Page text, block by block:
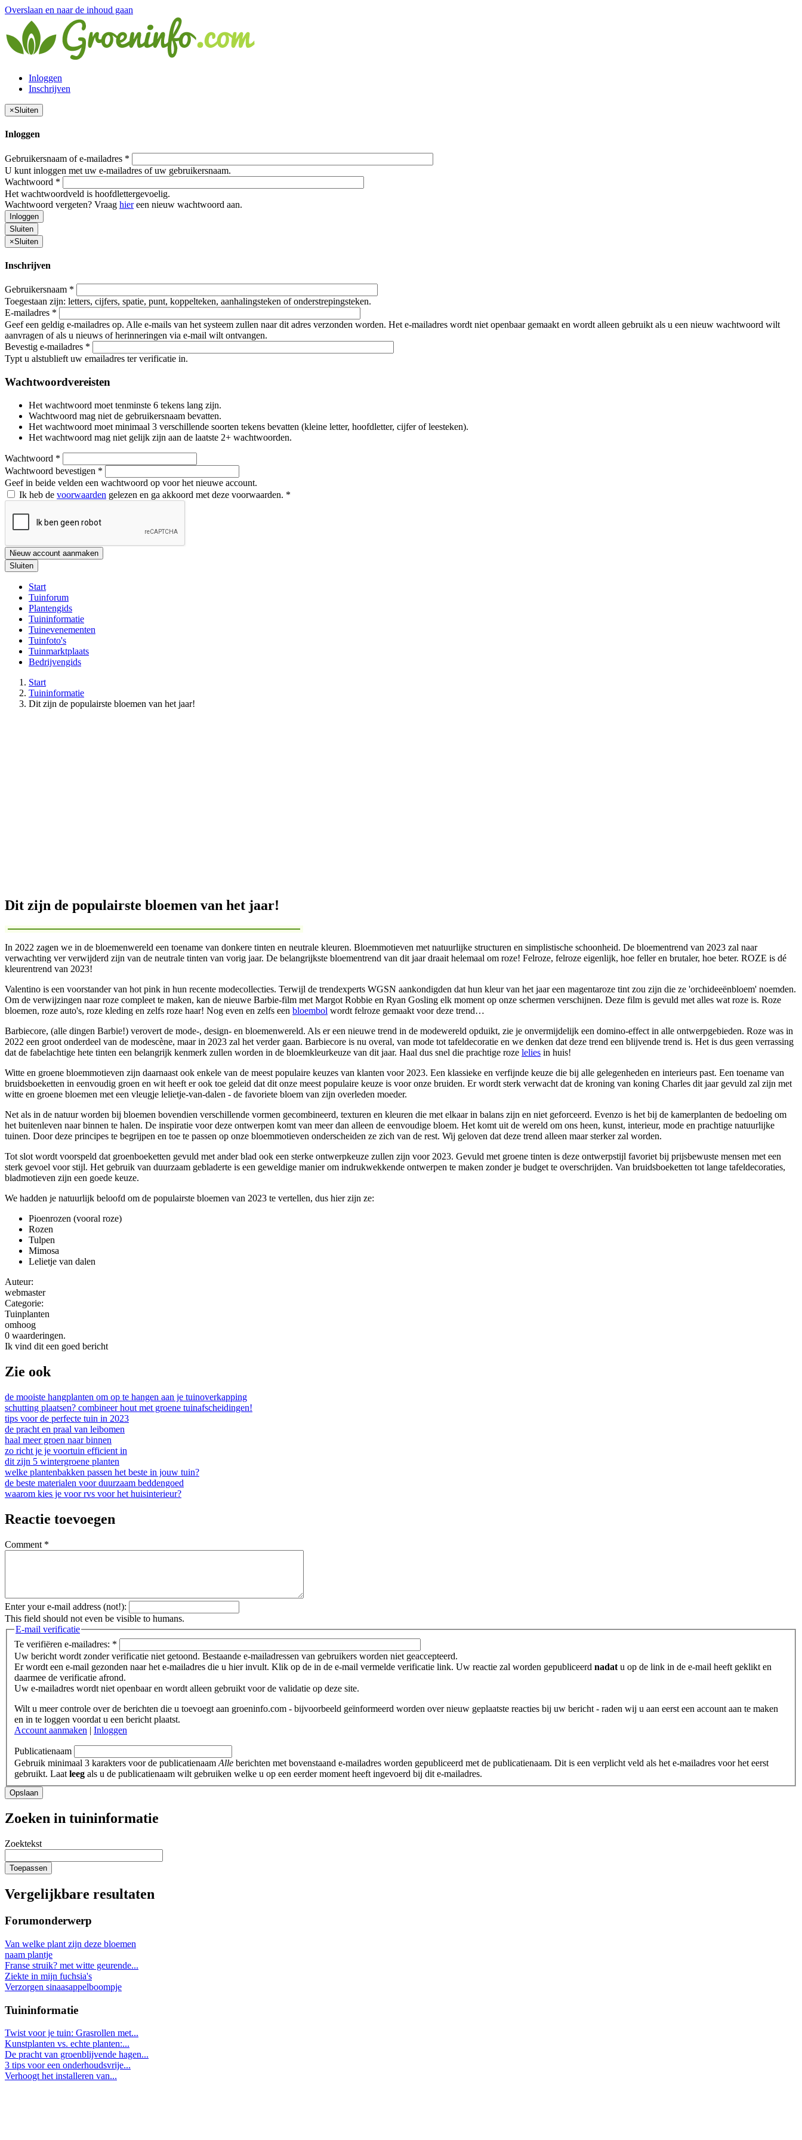
Overslaan en naar de inhoud gaan
Inloggen
Inschrijven
×Sluiten
Inloggen
Gebruikersnaam of e-mailadres *
U kunt inloggen met uw e-mailadres of uw gebruikersnaam.
Wachtwoord *
Het wachtwoordveld is hoofdlettergevoelig.
Wachtwoord vergeten? Vraag hiereen nieuw wachtwoord aan.
Inloggen
Sluiten
×Sluiten
Inschrijven
Gebruikersnaam *
Toegestaan zijn: letters, cijfers, spatie, punt, koppelteken, aanhalingsteken of onderstrepingsteken.
E-mailadres *
Geef een geldig e-mailadres op. Alle e-mails van het systeem zullen naar dit adres verzonden worden. Het e-mailadres wordt niet openbaar gemaakt en wordt alleen gebruikt als u een nieuw wachtwoord wilt
aanvragen of als u nieuws of herinneringen via e-mail wilt ontvangen.
Bevestig e-mailadres *
Typt u alstublieft uw emailadres ter verificatie in.
Wachtwoordvereisten
Het wachtwoord moet tenminste 6 tekens lang zijn.
Wachtwoord mag niet de gebruikersnaam bevatten.
Het wachtwoord moet minimaal 3 verschillende soorten tekens bevatten (kleine letter, hoofdletter, cijfer of leesteken).
Het wachtwoord mag niet gelijk zijn aan de laatste 2+ wachtwoorden.
Wachtwoord *
Wachtwoord bevestigen *
Geef in beide velden een wachtwoord op voor het nieuwe account.
Ik heb de voorwaarden gelezen en ga akkoord met deze voorwaarden. *
Nieuw account aanmaken
Sluiten
Start
Tuinforum
Plantengids
Tuininformatie
Tuinevenementen
Tuinfoto's
Tuinmarktplaats
Bedrijvengids
Start
Tuininformatie
Dit zijn de populairste bloemen van het jaar!
Dit zijn de populairste bloemen van het jaar!
In 2022 zagen we in de bloemenwereld een toename van donkere tinten en neutrale kleuren. Bloemmotieven met natuurlijke structuren en simplistische schoonheid. De bloementrend van 2023 zal naar
verwachting ver verwijderd zijn van de neutrale tinten van vorig jaar. De belangrijkste bloementrend van dit jaar draait helemaal om roze! Felroze, felroze eigenlijk, hoe feller en brutaler, hoe beter. ROZE is dé
kleurentrend van 2023!
Valentino is een voorstander van hot pink in hun recente modecollecties. Terwijl de trendexperts WGSN aankondigden dat hun kleur van het jaar een magentaroze tint zou zijn die ze 'orchideeënbloem' noemden.
Om de verwijzingen naar roze compleet te maken, kan de nieuwe Barbie-film met Margot Robbie en Ryan Gosling elk moment op onze schermen verschijnen. Deze film is gevuld met alles wat roze is. Roze
bloemen, roze auto's, roze kleding en zelfs roze haar! Nog even en zelfs een bloembol wordt felroze gemaakt voor deze trend…
Barbiecore, (alle dingen Barbie!) verovert de mode-, design- en bloemenwereld. Als er een nieuwe trend in de modewereld opduikt, zie je onvermijdelijk een domino-effect in alle ontwerpgebieden. Roze was in
2022 een groot onderdeel van de modescène, maar in 2023 zal het verder gaan. Barbiecore is nu overal, van mode tot tafeldecoratie en we denken dat deze trend een blijvende trend is. Het is dus geen verrassing
dat de fabelachtige hete tinten een belangrijk kenmerk zullen worden in de bloemkleurkeuze van dit jaar. Haal dus snel die prachtige roze lelies in huis!
Witte en groene bloemmotieven zijn daarnaast ook enkele van de meest populaire keuzes van klanten voor 2023. Een klassieke en verfijnde keuze die bij alle gelegenheden en interieurs past. Een toename van
bruidsboeketten in eenvoudig groen en wit heeft er ook toe geleid dat dit onze meest populaire keuze is voor onze bruiden. Er wordt sterk verwacht dat de kroning van koning Charles dit jaar gevuld zal zijn met
witte en groene bloemen met een vleugje lelietje-van-dalen - de favoriete bloem van zijn overleden moeder.
Net als in de natuur worden bij bloemen bovendien verschillende vormen gecombineerd, texturen en kleuren die met elkaar in balans zijn en niet geforceerd. Evenzo is het bij de kamerplanten de bedoeling om
het buitenleven naar binnen te halen. De inspiratie voor deze ontwerpen komt van meer dan alleen de eenvoudige bloem. Het komt uit de wereld om ons heen, kunst, interieur, mode en prachtige natuurlijke
tuinen. Door deze principes te begrijpen en toe te passen op onze bloemmotieven onderscheiden ze zich van de rest. Wij geloven dat deze trend alleen maar sterker zal worden.
Tot slot wordt voorspeld dat groenboeketten gevuld met ander blad ook een sterke ontwerpkeuze zullen zijn voor 2023. Gevuld met groene tinten is deze ontwerpstijl favoriet bij prijsbewuste mensen met een
sterk gevoel voor stijl. Het gebruik van duurzaam gebladerte is een geweldige manier om indrukwekkende ontwerpen te maken zonder je budget te overschrijden. Van bruidsboeketten tot lange tafeldecoraties,
bladmotieven zijn een goede keuze.
We hadden je natuurlijk beloofd om de populairste bloemen van 2023 te vertellen, dus hier zijn ze:
Pioenrozen (vooral roze)
Rozen
Tulpen
Mimosa
Lelietje van dalen
Auteur:
webmaster
Categorie:
Tuinplanten
omhoog
0 waarderingen.
Ik vind dit een goed bericht
Zie ook
de mooiste hangplanten om op te hangen aan je tuinoverkapping
schutting plaatsen? combineer hout met groene tuinafscheidingen!
tips voor de perfecte tuin in 2023
de pracht en praal van leibomen
haal meer groen naar binnen
zo richt je je voortuin efficient in
dit zijn 5 wintergroene planten
welke plantenbakken passen het beste in jouw tuin?
de beste materialen voor duurzaam beddengoed
waarom kies je voor rvs voor het huisinterieur?
Reactie toevoegen
Comment *
Enter your e-mail address (not!):
This field should not even be visible to humans.
E-mail verificatie
Te verifiëren e-mailadres: *
Uw bericht wordt zonder verificatie niet getoond. Bestaande e-mailadressen van gebruikers worden niet geaccepteerd.
Er wordt een e-mail gezonden naar het e-mailadres die u hier invult. Klik op de in de e-mail vermelde verificatie link. Uw reactie zal worden gepubliceerd nadat u op de link in de e-mail heeft geklikt en
daarmee de verificatie afrond.
Uw e-mailadres wordt niet openbaar en wordt alleen gebruikt voor de validatie op deze site.
Wilt u meer controle over de berichten die u toevoegt aan groeninfo.com - bijvoorbeeld geïnformeerd worden over nieuw geplaatste reacties bij uw bericht - raden wij u aan eerst een account aan te maken
en in te loggen voordat u een bericht plaatst.
Account aanmaken | Inloggen
Publicatienaam
Gebruik minimaal 3 karakters voor de publicatienaam Alle berichten met bovenstaand e-mailadres worden gepubliceerd met de publicatienaam. Dit is een verplicht veld als het e-mailadres voor het eerst
gebruikt. Laat leeg als u de publicatienaam wilt gebruiken welke u op een eerder moment heeft ingevoerd bij dit e-mailadres.
Heeft
u
een
tuin?
Opslaan
Zoeken in tuininformatie
Zoektekst
Toepassen
Vergelijkbare resultaten
Forumonderwerp
Van welke plant zijn deze bloemen
naam plantje
Franse struik? met witte geurende...
Ziekte in mijn fuchsia's
Verzorgen sinaasappelboompje
Tuininformatie
Twist voor je tuin: Grasrollen met...
Kunstplanten vs. echte planten:...
De pracht van groenblijvende hagen...
3 tips voor een onderhoudsvrije...
Verhoogt het installeren van...